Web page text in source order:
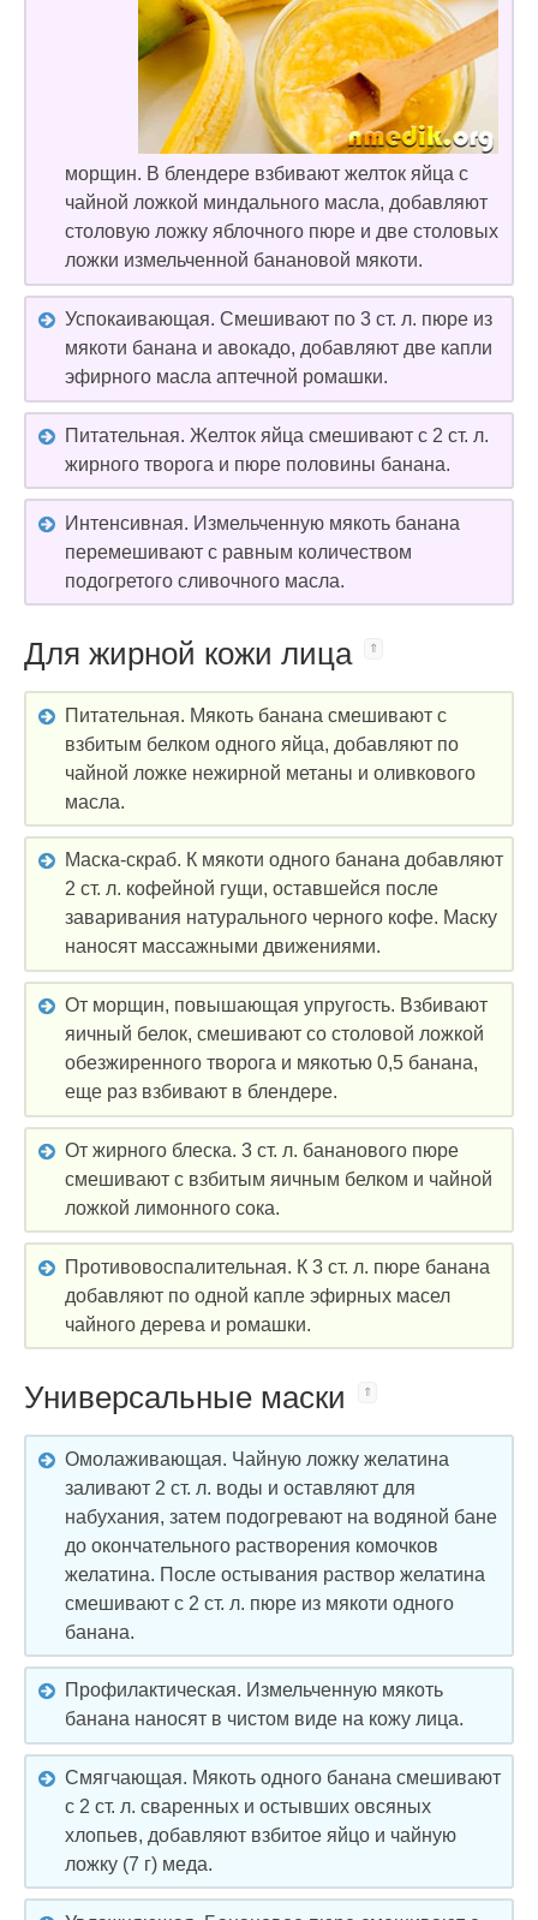
морщин. В блендере взбивают желток яйца с
чайной ложкой миндального масла, добавляют
столовую ложку яблочного пюре и две столовых
ложки измельченной банановой мякоти.
Успокаивающая. Смешивают по 3 ст. л. пюре из
мякоти банана и авокадо, добавляют две капли
эфирного масла аптечной ромашки.
Питательная. Желток яйца смешивают с 2 ст. л.
жирного творога и пюре половины банана.
Интенсивная. Измельченную мякоть банана
перемешивают с равным количеством
подогретого сливочного масла.
Для жирной кожи лица
Питательная. Мякоть банана смешивают с
взбитым белком одного яйца, добавляют по
чайной ложке нежирной метаны и оливкового
масла.
Маска-скраб. К мякоти одного банана добавляют
2 ст. л. кофейной гущи, оставшейся после
заваривания натурального черного кофе. Маску
наносят массажными движениями.
От морщин, повышающая упругость. Взбивают
яичный белок, смешивают со столовой ложкой
обезжиренного творога и мякотью 0,5 банана,
еще раз взбивают в блендере.
От жирного блеска. 3 ст. л. бананового пюре
смешивают с взбитым яичным белком и чайной
ложкой лимонного сока.
Противовоспалительная. К 3 ст. л. пюре банана
добавляют по одной капле эфирных масел
чайного дерева и ромашки.
Универсальные маски
Омолаживающая. Чайную ложку желатина
заливают 2 ст. л. воды и оставляют для
набухания, затем подогревают на водяной бане
до окончательного растворения комочков
желатина. После остывания раствор желатина
смешивают с 2 ст. л. пюре из мякоти одного
банана.
Профилактическая. Измельченную мякоть
банана наносят в чистом виде на кожу лица.
Смягчающая. Мякоть одного банана смешивают
с 2 ст. л. сваренных и остывших овсяных
хлопьев, добавляют взбитое яйцо и чайную
ложку (7 г) меда.